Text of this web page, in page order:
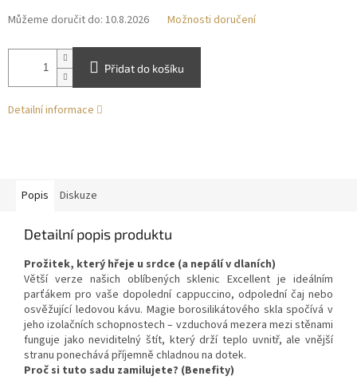
Můžeme doručit do: 10.8.2026 Možnosti doručení
Přidat do košíku
Detailní informace
Popis Diskuze
Detailní popis produktu
Prožitek, který hřeje u srdce (a nepálí v dlaních)
Větší verze našich oblíbených sklenic Excellent je ideálním
parťákem pro vaše dopolední cappuccino, odpolední čaj nebo
osvěžující ledovou kávu. Magie borosilikátového skla spočívá v
jeho izolačních schopnostech – vzduchová mezera mezi stěnami
funguje jako neviditelný štít, který drží teplo uvnitř, ale vnější
stranu ponechává příjemně chladnou na dotek.
Proč si tuto sadu zamilujete? (Benefity)